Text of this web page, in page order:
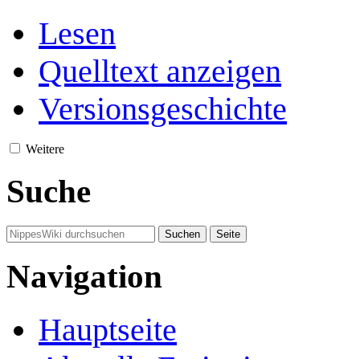
Lesen
Quelltext anzeigen
Versionsgeschichte
Weitere
Suche
Navigation
Hauptseite